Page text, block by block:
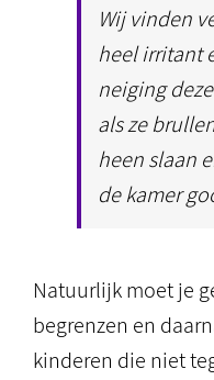
Wij vinden
heel irritant
neiging
als ze
heen slaan
de kamer
Natuurlijk moet je
begrenzen en
kinderen die niet